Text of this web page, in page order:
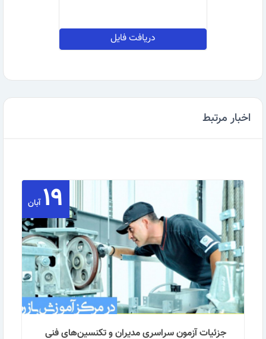
دریافت فایل
اخبار مرتبط
۱۹ آبان
جزئیات آزمون سراسری مدیران و تکنسین‌های فنی